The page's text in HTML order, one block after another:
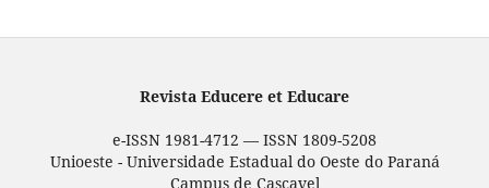
Revista Educere et Educare
e-ISSN 1981-4712 — ISSN 1809-5208
Unioeste - Universidade Estadual do Oeste do Paraná
Campus de Cascavel